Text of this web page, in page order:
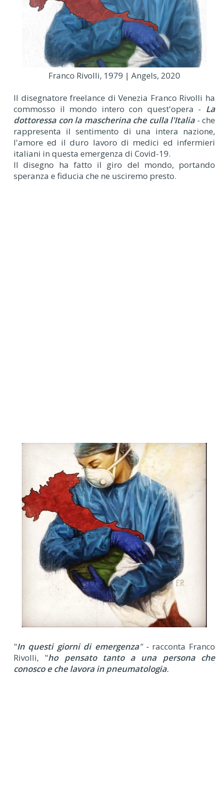
Franco Rivolli, 1979 | Angels, 2020
Il disegnatore freelance di Venezia Franco Rivolli ha
commosso il mondo intero con quest'opera - La
dottoressa con la mascherina che culla l'Italia- che
rappresenta il sentimento di una intera nazione,
l'amore ed il duro lavoro di medici ed infermieri
italiani in questa emergenza di Covid-19.
Il disegno ha fatto il giro del mondo, portando
speranza e fiducia che ne usciremo presto.
"In questi giorni di emergenza" - racconta Franco
Rivolli, "ho pensato tanto a una persona che
conosco e che lavora in pneumatologia.